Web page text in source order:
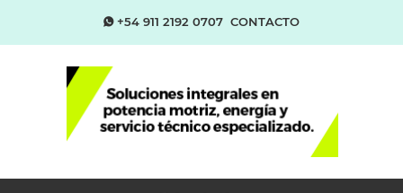
+54 911 2192 0707 CONTACTO